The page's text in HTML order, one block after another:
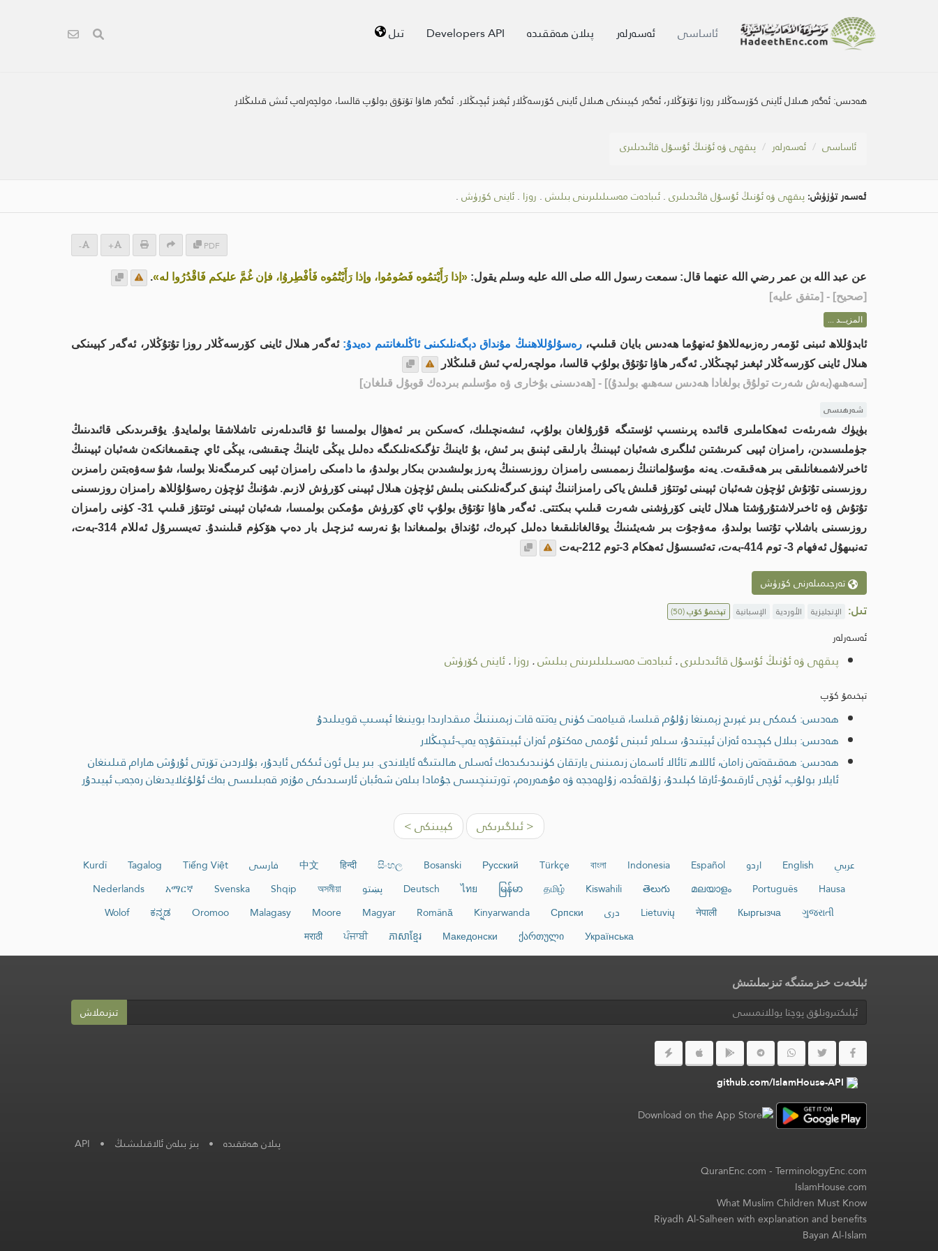
ئاساسى ئەسەرلەر پىلان ھەققىدە Developers API تىل
ھەدىس:ئەگەر ھىلال ئاينى كۆرسەڭلار روزا تۇتۇڭلار، ئەگەر كېيىنكى ھىلال ئاينى كۆرسەڭلار ئېغىز ئېچىڭلار. ئەگەر ھاۋا تۇتۇق بولۇپ قالسا، مولچەرلەپ ئىش قىلىڭلار
ئاساسى ئەسەرلەر پىقھى ۋە ئۇنىڭ ئۇسۇل قائىدىلىرى
ئەسەر تۈزۈش: پىقھى ۋە ئۇنىڭ ئۇسۇل قائىدىلىرى . ئىبادەت مەسىلىلىرىنى بىلىش . روزا . ئاينى كۆرۈش .
PDF
+
-
عن عبد الله بن عمر رضي الله عنهما قال: سمعت رسول الله صلى الله عليه وسلم يقول: «إذا رَأَيْتمُوه فَصُومُوا، وإذا رَأَيْتُمُوه فَأفْطِروُا، فإن غُمَّ عليكم فَاقْدُرُوا له».
[صحيح] - [متفق عليه]
المزيــد ...
ئابدۇللاھ ئىبنى ئۆمەر رەزىيەللاھۇ ئەنھۇما ھەدىس بايان قىلىپ، رەسۇلۇللاھنىڭ مۇنداق دېگەنلىكىنى ئاڭلىغانتىم دەيدۇ: ئەگەر ھىلال ئاينى كۆرسەڭلار روزا تۇتۇڭلار، ئەگەر كېيىنكى
ھىلال ئاينى كۆرسەڭلار ئېغىز ئېچىڭلار. ئەگەر ھاۋا تۇتۇق بولۇپ قالسا، مولچەرلەپ ئىش قىلىڭلار
[سەھىھ(بەش شەرت تولۇق بولغادا ھەدىس سەھىھ بولىدۇ)] - [ھەدىسنى بۇخارى ۋە مۇسلىم بىردەك قوبۇل قىلغان]
شەرھىسى
بۈيۈك شەرىئەت ئەھكاملىرى قائىدە پرىنسىپ ئۈستىگە قۇرۇلغان بولۇپ، ئىشەنچىلىك، كەسكىن بىر ئەھۋال بولمىسا ئۇ قائىدىلەرنى تاشلاشقا بولمايدۇ. يۇقىرىدىكى قائىدىنىڭ
جۈملىسىدىن، رامىزان ئېيى كىرىشتىن ئىلگىرى شەئبان ئېيىنىڭ بارلىقى ئېنىق بىر ئىش، بۇ ئاينىڭ تۈگىكەنلىكىگە دەلىل يېڭى ئاينىڭ چىقىشى، يېڭى ئاي چىقمىغانكەن شەئبان ئېيىنىڭ
ئاخىرلاشمىغانلىقى بىر ھەقىقەت. يەنە مۇسۇلماننىڭ زىممىسى رامىزان روزىسىنىڭ پەرز بولىشىدىن بىكار بولىدۇ، ما دامىكى رامىزان ئېيى كىرمىگەنلا بولسا، شۇ سەۋەبتىن رامىزىن
روزىسىنى تۇتۇش ئۈچۈن شەئبان ئېيىنى ئوتتۇز قىلىش ياكى رامىزاننىڭ ئېنىق كىرگەنلىكىنى بىلىش ئۈچۈن ھىلال ئېيىنى كۆرۈش لازىم. شۇنىڭ ئۈچۈن رەسۇلۇللاھ رامىزان روزىسىنى
تۇتۇش ۋە ئاخىرلاشتۇرۇشتا ھىلال ئاينى كۆرۈشنى شەرت قىلىپ بىكتتى. ئەگەر ھاۋا تۇتۇق بولۇپ ئاي كۆرۈش مۇمكىن بولمىسا، شەئبان ئېيىنى ئوتتۇز قىلىپ 31- كۈنى رامىزان
روزىسىنى باشلاپ تۇتسا بولىدۇ، مەۋجۇت بىر شەيئىنىڭ يوقالغانلىقىغا دەلىل كېرەك، ئۇنداق بولمىغاندا بۇ نەرسە ئىزچىل بار دەپ ھۆكۈم قىلىنىدۇ. تەيسىىرۇل ئەللام 314-بەت،
تەنبىھۇل ئەفھام 3- توم 414-بەت، تەئسىسۇل ئەھكام 3-توم 212-بەت
تەرجىمىلەرنى كۆرۈش
تىل: الإنجليزية الأوردية الإسبانية تېخىمۇ كۆپ(50)
ئەسەرلەر
پىقھى ۋە ئۇنىڭ ئۇسۇل قائىدىلىرى.ئىبادەت مەسىلىلىرىنى بىلىش. روزا.ئاينى كۆرۈش
تېخىمۇ كۆپ
ھەدىس: كىمكى بىر غېرىچ زېمىنغا زۇلۇم قىلسا، قىيامەت كۈنى يەتتە قات زېمىننىڭ مىقدارىدا بوينىغا ئېسىپ قويىلىدۇ
ھەدىس: بىلال كېچىدە ئەزان ئېيتىدۇ، سىلەر ئىبنى ئۇممى مەكتۇم ئەزان ئېيىتقۇچە يەپ-ئىچىڭلار
ھەدىس: ھەقىقەتەن زامان، ئاللاھ تائالا ئاسمان زىمىننى يارتقان كۈنىدىكىدەك ئەسلى ھالىتىگە ئايلاندى. بىر يىل ئون ئىككى ئايدۇر، بۇلاردىن تۆرتى ئۇرۇش ھارام قىلىنغان
ئايلار بولۇپ، ئۈچى ئارقىمۇ-ئارقا كېلىدۇ، زۇلقەئدە، زۇلھەججە ۋە مۇھەررەم، تورتىنچىسى جۇمادا بىلەن شەئبان ئارسىدىكى مۇزەر قەبىلىسى بەك ئۇلۇغلايدىغان رەجەب ئېيىدۇر
< ئىلگىرىكى كېيىنكى >
عربي English اردو Español
Indonesia
বাংলা
Türkçe
Русский
Bosanski
සිංහල
हिन्दी
中文 فارسی Tiếng Việt
Tagalog
Kurdî
Hausa
Português
മലയാളം
తెలుగు
Kiswahili
தமிழ்
မြန်မာ
ไทย
Deutsch پښتو অসমীয়া
Shqip
Svenska
አማርኛ
Nederlands
ગુજરાતી
Кыргызча
नेपाली
Lietuvių دری Српски
Kinyarwanda
Română
Magyar
Moore
Malagasy
Oromoo
ಕನ್ನಡ
Wolof
Українська
ქართული
Македонски
ភាសាខ្មែរ
ਪੰਜਾਬੀ
मराठी
ئېلخەت خىزمىتىگە تىزىملىتىش
تىزىملاش
github.com/IslamHouse-API
پىلان ھەققىدە • بىز بىلەن ئالاقىلىشىڭ •
API
QuranEnc.com-TerminologyEnc.com
IslamHouse.com
What Muslim Children Must Know
Riyadh Al-Salheen with explanation and benefits
Bayan Al-Islam